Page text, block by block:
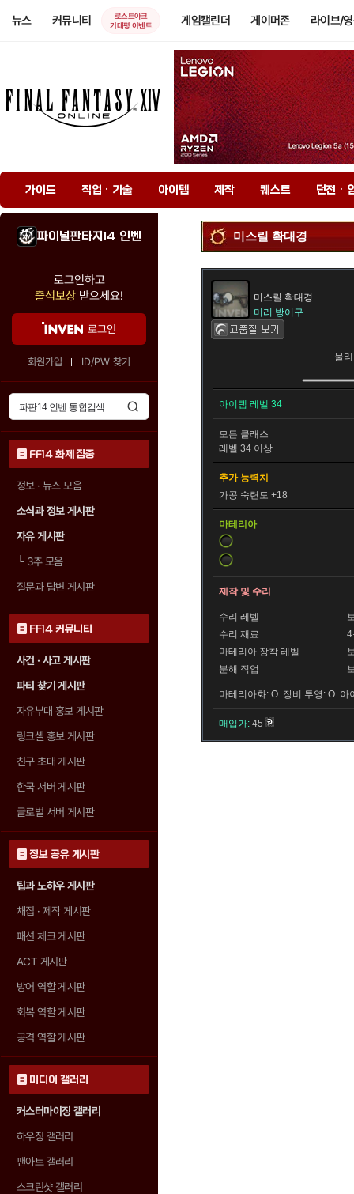
뉴스 커뮤니티
로스트아크
기대평 이벤트
게임캘린더 게이머존 라이브/
가이드 직업 · 기술 아이템 제작 퀘스트 던전 ·
파이널판타지14 인벤
로그인하고
출석보상 받으세요!
로그인
회원가입 ID/PW 찾기
FF14 화제 집중
정보 · 뉴스 모음
소식과 정보 게시판
자유 게시판
└3추 모음
질문과 답변 게시판
FF14 커뮤니티
사건 · 사고 게시판
파티 찾기 게시판
자유부대 홍보 게시판
링크셸 홍보 게시판
친구 초대 게시판
한국 서버 게시판
글로벌 서버 게시판
정보 공유 게시판
팁과 노하우 게시판
채집 · 제작 게시판
패션 체크 게시판
ACT 게시판
방어 역할 게시판
회복 역할 게시판
공격 역할 게시판
미디어 갤러리
커스터마이징 갤러리
하우징 갤러리
팬아트 갤러리
스크린샷 갤러리
미스릴 확대경
미스릴 확대경
머리 방어구
물
아이템 레벨 34
모든 클래스
레벨 34 이상
추가 능력치
가공 숙련도 +18
마테리아
제작 및 수리
수리 레벨
수리 재료
4
마테리아 장착 레벨
분해 직업
마테리아화: O 장비 투영: O 아
매입가: 45